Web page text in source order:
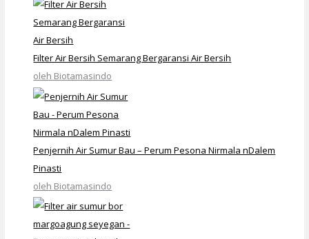
Filter Air Bersih Semarang Bergaransi Air Bersih
oleh Biotamasindo
Penjernih Air Sumur Bau – Perum Pesona Nirmala nDalem
Pinasti
oleh Biotamasindo